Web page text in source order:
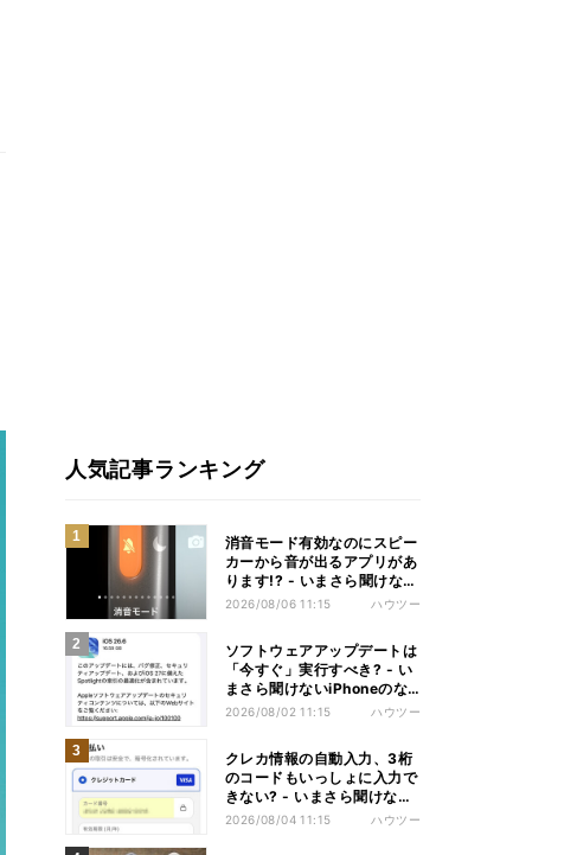
人気記事ランキング
消音モード有効なのにスピー
カーから音が出るアプリがあ
ります!? - いまさら聞けない
iPhoneのなぜ
2026/08/06 11:15 ハウツー
ソフトウェアアップデートは
「今すぐ」実行すべき? - い
まさら聞けないiPhoneのな
ぜ
2026/08/02 11:15 ハウツー
クレカ情報の自動入力、3桁
のコードもいっしょに入力で
きない? - いまさら聞けない
iPhoneのなぜ
2026/08/04 11:15 ハウツー